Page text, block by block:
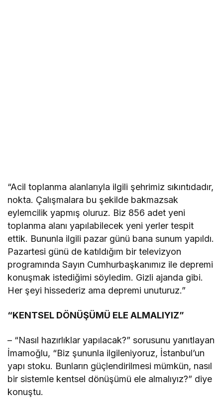
“Acil toplanma alanlarıyla ilgili şehrimiz sıkıntıdadır,
nokta. Çalışmalara bu şekilde bakmazsak
eylemcilik yapmış oluruz. Biz 856 adet yeni
toplanma alanı yapılabilecek yeni yerler tespit
ettik. Bununla ilgili pazar günü bana sunum yapıldı.
Pazartesi günü de katıldığım bir televizyon
programında Sayın Cumhurbaşkanımız ile depremi
konuşmak istediğimi söyledim. Gizli ajanda gibi.
Her şeyi hissederiz ama depremi unuturuz.”
“KENTSEL DÖNÜŞÜMÜ ELE ALMALIYIZ”
– “Nasıl hazırlıklar yapılacak?” sorusunu yanıtlayan
İmamoğlu, “Biz şununla ilgileniyoruz, İstanbul’un
yapı stoku. Bunların güçlendirilmesi mümkün, nasıl
bir sistemle kentsel dönüşümü ele almalıyız?” diye
konuştu.